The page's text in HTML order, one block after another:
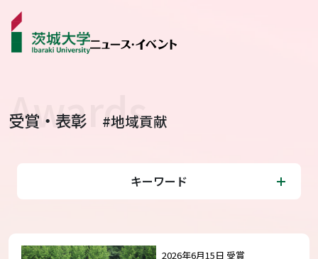
カテゴリから探す
受賞・表彰 #地域貢献
キーワード
2026年6月15日 受賞